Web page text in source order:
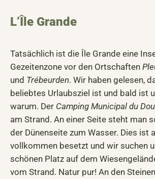
L’Île Grande
Tatsächlich ist die Île Grande eine
Gezeitenzone vor den Ortschaften
und Trébeurden. Wir haben gelesen,
beliebtes Urlaubsziel ist und bald ist
warum. Der Camping Municipal du
am Strand. An einer Seite steht man
der Dünenseite zum Wasser. Dies ist
vollkommen besetzt und wir suchen
schönen Platz auf dem
vom Strand. Natur pur! An den